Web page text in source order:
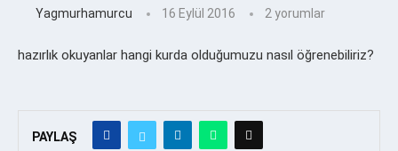
Yagmurhamurcu 16 Eylül 2016 2 yorumlar
hazırlık okuyanlar hangi kurda olduğumuzu nasıl öğrenebiliriz?
PAYLAŞ